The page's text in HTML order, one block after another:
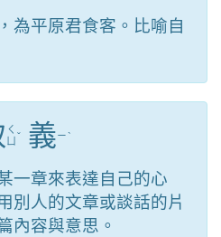
為平原君食客。比喻自
ㄑ
ˇ 義ㄧˋ
一章來表達自己的心
別人的文章或談話的片
內容與意思。